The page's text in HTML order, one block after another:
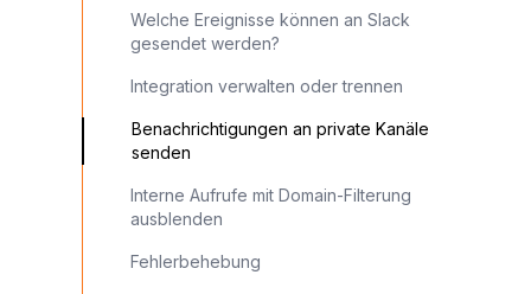
Welche Ereignisse können an Slack
gesendet werden?
Integration verwalten oder trennen
Benachrichtigungen an private Kanäle
senden
Interne Aufrufe mit Domain-Filterung
ausblenden
Fehlerbehebung